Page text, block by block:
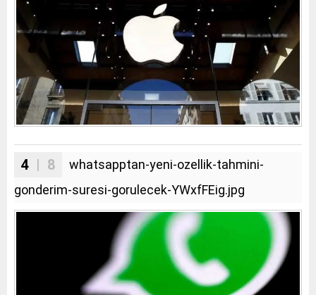
4 | 8
whatsapptan-yeni-ozellik-tahmini-
gonderim-suresi-gorulecek-YWxfFEig.jpg